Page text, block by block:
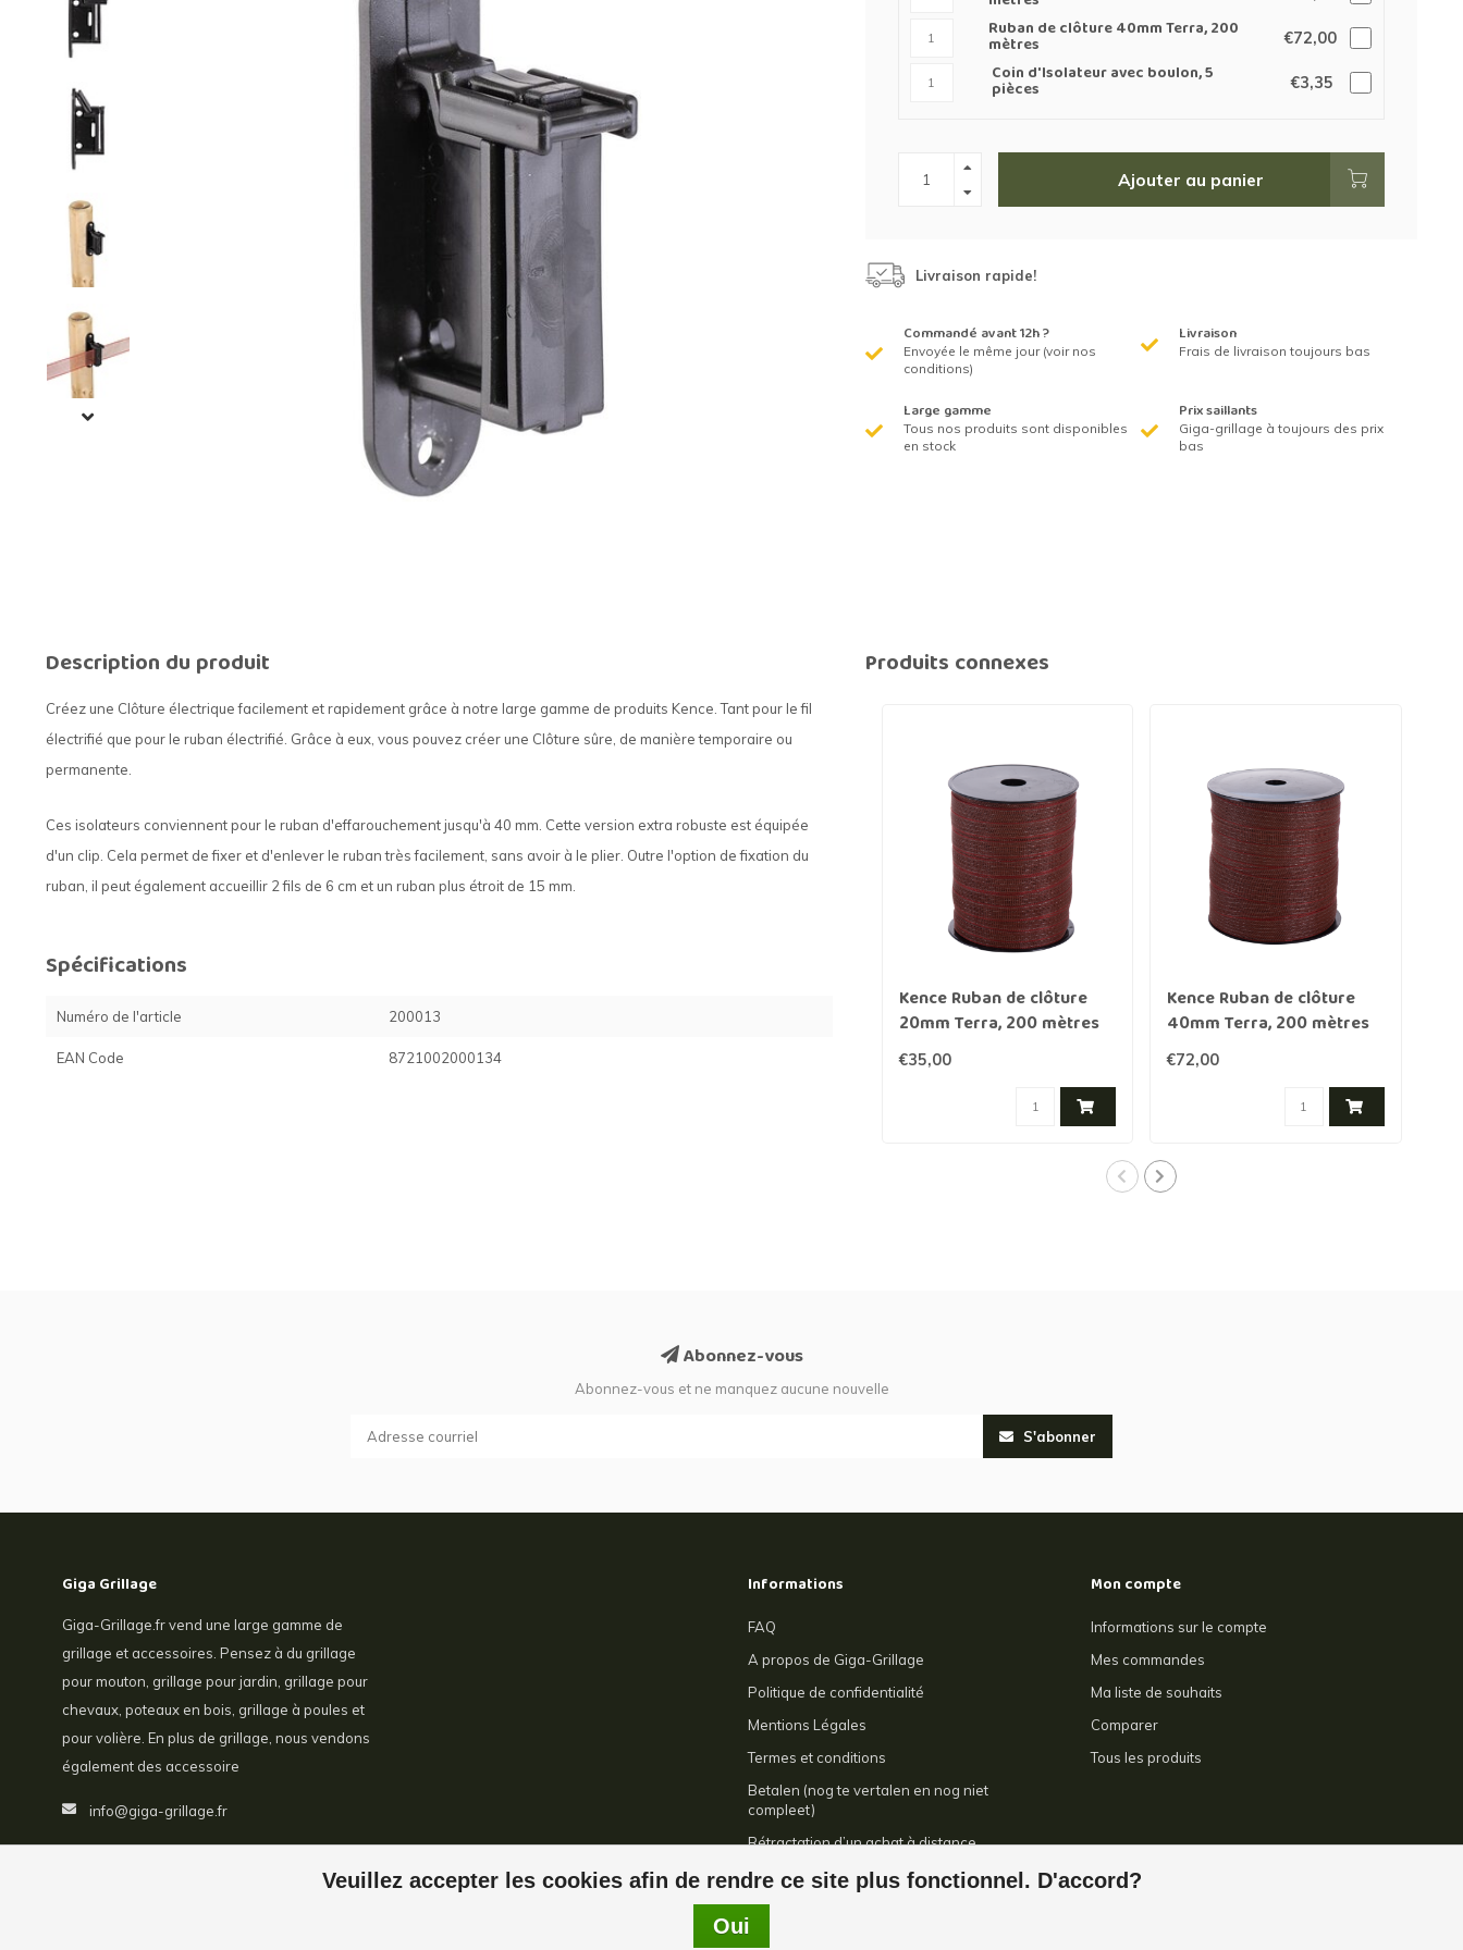
Fil de serrage
Grillage à chevaux Tapis en roseaux
Clôture électriques
Fil de barbelé
Filets de protection jardin
Ruban de clôture 40mm Terra, 200
mètres €72,00
Coin d'Isolateur avec boulon, 5
pièces €3,35
Ajouter au panier
Livraison rapide!
Commandé avant 12h ?
Envoyée le même jour (voir nos
conditions)
Livraison
Frais de livraison toujours bas
Large gamme
Tous nos produits sont disponibles
en stock
Prix saillants
Giga-grillage à toujours des prix
bas
Description du produit
Créez une Clôture électrique facilement et rapidement grâce à notre large gamme de produits Kence. Tant pour le fil
électrifié que pour le ruban électrifié. Grâce à eux, vous pouvez créer une Clôture sûre, de manière temporaire ou
permanente.
Ces isolateurs conviennent pour le ruban d'effarouchement jusqu'à 40 mm. Cette version extra robuste est équipée
d'un clip. Cela permet de fixer et d'enlever le ruban très facilement, sans avoir à le plier. Outre l'option de fixation du
ruban, il peut également accueillir 2 fils de 6 cm et un ruban plus étroit de 15 mm.
Spécifications
Numéro de l'article 200013
EAN Code 8721002000134
Produits connexes
Kence Ruban de clôture
20mm Terra, 200 mètres
€35,00
Kence Ruban de clôture
40mm Terra, 200 mètres
€72,00
Veuillez accepter les cookies afin de rendre ce site plus fonctionnel. D'accord?
Oui
Abonnez-vous
Abonnez-vous et ne manquez aucune nouvelle
S'abonner
Giga Grillage
Giga-Grillage.fr vend une large gamme de
grillage et accessoires. Pensez à du grillage
pour mouton, grillage pour jardin, grillage pour
chevaux, poteaux en bois, grillage à poules et
pour volière. En plus de grillage, nous vendons
également des accessoire
info@giga-grillage.fr
Informations
FAQ
A propos de Giga-Grillage
Politique de confidentialité
Mentions Légales
Termes et conditions
Betalen (nog te vertalen en nog niet
compleet)
Rétractation d’un achat à distance
Contact
Mon compte
Informations sur le compte
Mes commandes
Ma liste de souhaits
Comparer
Tous les produits